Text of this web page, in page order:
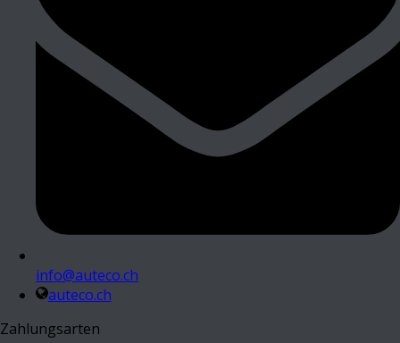
info@auteco.ch
auteco.ch
Zahlungsarten